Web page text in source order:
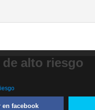
alto riesgo
en facebook